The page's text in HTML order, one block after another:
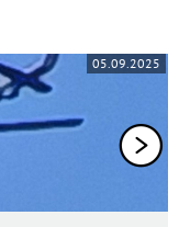
05.09.2025